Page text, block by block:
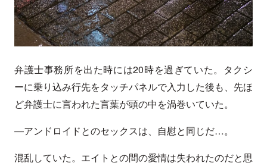
弁護士事務所を出た時には20時を過ぎていた。タクシ
ーに乗り込み行先をタッチパネルで入力した後も、先ほ
ど弁護士に言われた言葉が頭の中を渦巻いていた。
―アンドロイドとのセックスは、自慰と同じだ…。
混乱していた。エイトとの間の愛情は失われたのだと思